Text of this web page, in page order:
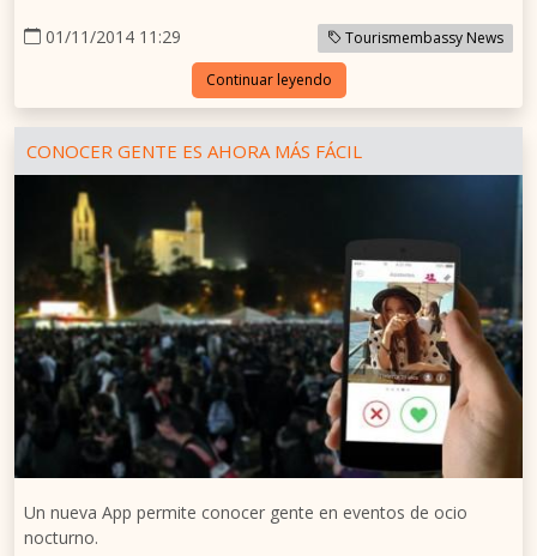
01/11/2014 11:29 Tourismembassy News
Continuar leyendo
CONOCER GENTE ES AHORA MÁS FÁCIL
Un nueva App permite conocer gente en eventos de ocio
nocturno.